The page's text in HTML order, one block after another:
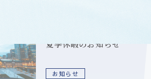
夏季休暇のお知らせ
お知らせ